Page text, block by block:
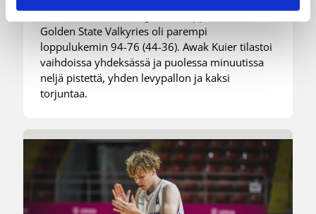
WNBA:ssa Dallas Wings kärsi tappion, kun
Golden State Valkyries oli parempi
loppulukemin 94-76 (44-36). Awak Kuier tilastoi
vaihdoissa yhdeksässä ja puolessa minuutissa
neljä pistettä, yhden levypallon ja kaksi
torjuntaa.